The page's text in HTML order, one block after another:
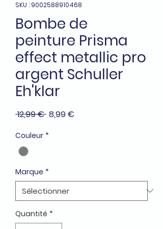
SKU : 9002588910468
Bombe de
peinture Prisma
effect metallic pro
argent Schuller
Eh'klar
12,99 € Prix
8,99 €
Couleur *
Marque *
Quantité *